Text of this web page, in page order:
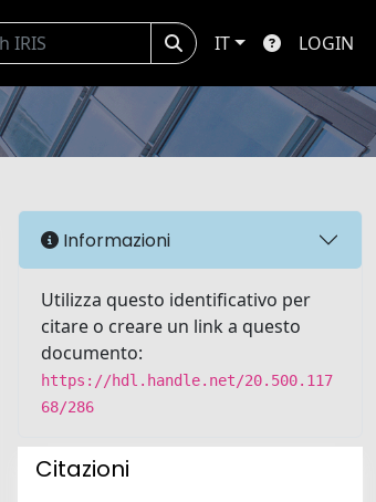
IT LOGIN
Informazioni
Utilizza questo identificativo per
citare o creare un link a questo
documento:
https://hdl.handle.net/20.500.117
68/286
Citazioni